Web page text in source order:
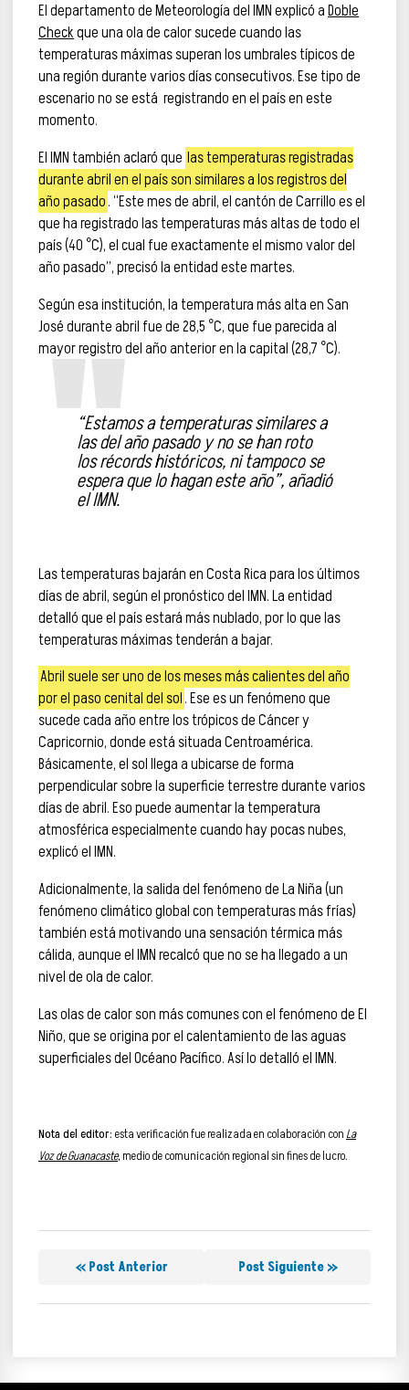
El departamento de Meteorología del IMN explicó aDoble
Checkque una ola de calor sucede cuando las
temperaturas máximas superan los umbrales típicos de
una región durante varios días consecutivos. Ese tipo de
escenario no se está registrando en el país en este
momento.
El IMN también aclaró que las temperaturas registradas
durante abril en el país son similares a los registros del
año pasado. “Este mes de abril, el cantón de Carrillo es el
que ha registrado las temperaturas más altas de todo el
país (40 °C), el cual fue exactamente el mismo valor del
año pasado”, precisó la entidad este martes.
Según esa institución, la temperatura más alta en San
José durante abril fue de 28,5 °C, que fue parecida al
mayor registro del año anterior en la capital (28,7 °C).
“Estamos a temperaturas similares a
las del año pasado y no se han roto
los récords históricos, ni tampoco se
espera que lo hagan este año”, añadió
el IMN.
Las temperaturas bajarán en Costa Rica para los últimos
días de abril, según el pronóstico del IMN. La entidad
detalló que el país estará más nublado, por lo que las
temperaturas máximas tenderán a bajar.
Abril suele ser uno de los meses más calientes del año
por el paso cenital del sol. Ese es un fenómeno que
sucede cada año entre los trópicos de Cáncer y
Capricornio, donde está situada Centroamérica.
Básicamente, el sol llega a ubicarse de forma
perpendicular sobre la superficie terrestre durante varios
días de abril. Eso puede aumentar la temperatura
atmosférica especialmente cuando hay pocas nubes,
explicó el IMN.
Adicionalmente, la salida del fenómeno de La Niña (un
fenómeno climático global con temperaturas más frías)
también está motivando una sensación térmica más
cálida, aunque el IMN recalcó que no se ha llegado a un
nivel de ola de calor.
Las olas de calor son más comunes con el fenómeno de El
Niño, que se origina por el calentamiento de las aguas
superficiales del Océano Pacífico. Así lo detalló el IMN.
Nota del editor: esta verificación fue realizada en colaboración con La
Voz de Guanacaste, medio de comunicación regional sin fines de lucro.
« Post Anterior Post Siguiente »